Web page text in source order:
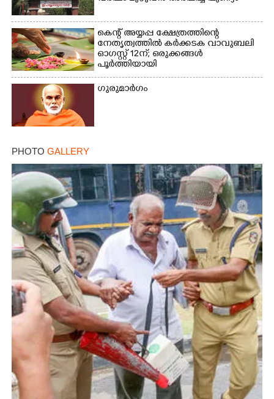
കെന്റ് അയ്യപ്പ ക്ഷേത്രത്തിന്റെ
നേതൃത്വത്തിൽ കർക്കടക വാവുബലി
ഓഗസ്റ്റ് 12ന്; ഒരുക്കങ്ങൾ
പൂർത്തിയായി
ഗുരുമാർഗം
PHOTO GALLERY
Share this link